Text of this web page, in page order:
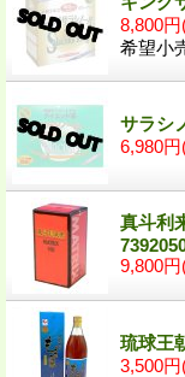
8,800円
希望小
サラシ
6,980円
真斗利
9,800円
琉球王
3,500円